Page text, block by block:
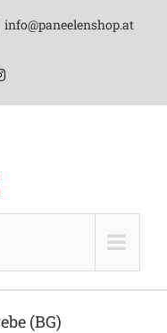
info@paneelenshop.at
Instagram
(BG)